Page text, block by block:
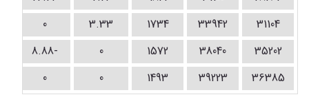
31104
33942
1734
3.33
0
35202
38040
1572
0
-8.88
36385
39223
1493
0
0